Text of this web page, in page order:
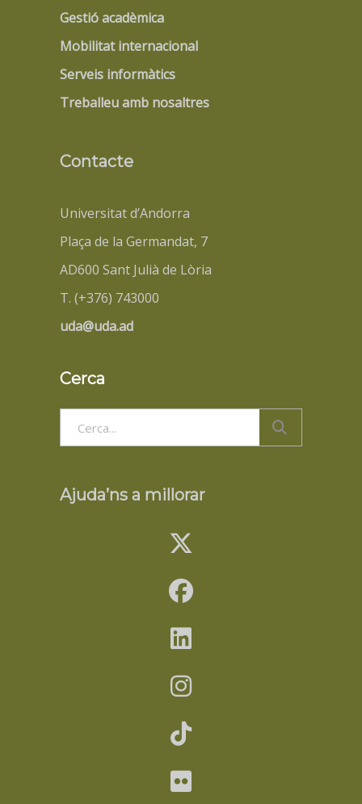
Gestió acadèmica
Mobilitat internacional
Serveis informàtics
Treballeu amb nosaltres
Contacte
Universitat d’Andorra
Plaça de la Germandat, 7
AD600 Sant Julià de Lòria
T. (+376) 743000
uda@uda.ad
Cerca
Ajuda’ns a millorar